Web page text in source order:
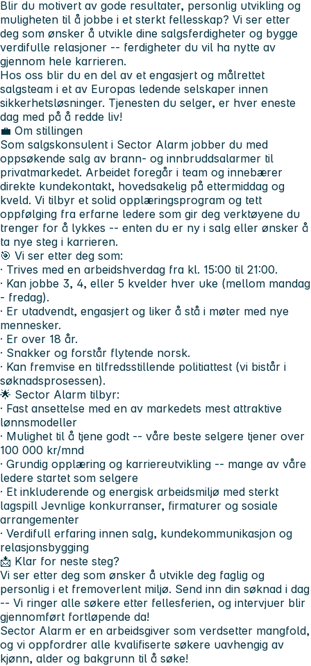
Blir du motivert av gode resultater, personlig utvikling og
muligheten til å jobbe i et sterkt fellesskap? Vi ser etter
deg som ønsker å utvikle dine salgsferdigheter og bygge
verdifulle relasjoner -- ferdigheter du vil ha nytte av
gjennom hele karrieren.
Hos oss blir du en del av et engasjert og målrettet
salgsteam i et av Europas ledende selskaper innen
sikkerhetsløsninger. Tjenesten du selger, er hver eneste
dag med på å redde liv!
💼 Om stillingen
Som salgskonsulent i Sector Alarm jobber du med
oppsøkende salg av brann- og innbruddsalarmer til
privatmarkedet. Arbeidet foregår i team og innebærer
direkte kundekontakt, hovedsakelig på ettermiddag og
kveld. Vi tilbyr et solid opplæringsprogram og tett
oppfølging fra erfarne ledere som gir deg verktøyene du
trenger for å lykkes -- enten du er ny i salg eller ønsker å
ta nye steg i karrieren.
🎯 Vi ser etter deg som:
· Trives med en arbeidshverdag fra kl. 15:00 til 21:00.
· Kan jobbe 3, 4, eller 5 kvelder hver uke (mellom mandag
- fredag).
· Er utadvendt, engasjert og liker å stå i møter med nye
mennesker.
· Er over 18 år.
· Snakker og forstår flytende norsk.
· Kan fremvise en tilfredsstillende politiattest (vi bistår i
søknadsprosessen).
🌟 Sector Alarm tilbyr:
· Fast ansettelse med en av markedets mest attraktive
lønnsmodeller
· Mulighet til å tjene godt -- våre beste selgere tjener over
100 000 kr/mnd
· Grundig opplæring og karriereutvikling -- mange av våre
ledere startet som selgere
· Et inkluderende og energisk arbeidsmiljø med sterkt
lagspill Jevnlige konkurranser, firmaturer og sosiale
arrangementer
· Verdifull erfaring innen salg, kundekommunikasjon og
relasjonsbygging
📩 Klar for neste steg?
Vi ser etter deg som ønsker å utvikle deg faglig og
personlig i et fremoverlent miljø. Send inn din søknad i dag
-- Vi ringer alle søkere etter fellesferien, og intervjuer blir
gjennomført fortløpende da!
Sector Alarm er en arbeidsgiver som verdsetter mangfold,
og vi oppfordrer alle kvalifiserte søkere uavhengig av
kjønn, alder og bakgrunn til å søke!